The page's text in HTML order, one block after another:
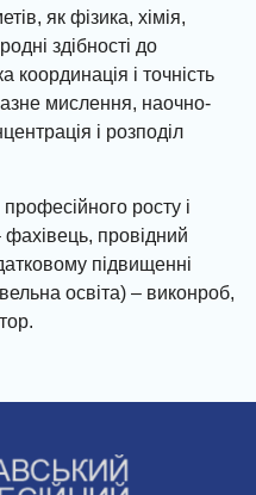
як фізика, хімія,
здібності до
координація і точність
мислення, наочно-
і розподіл
росту і
фахівець, провідний
підвищенні
освіта) – виконроб,